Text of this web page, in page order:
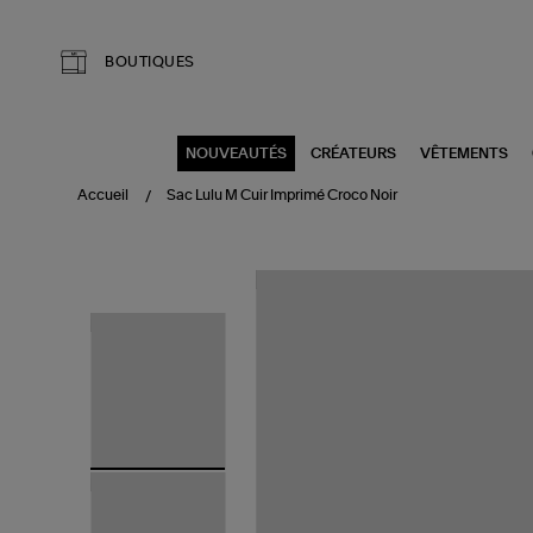
BOUTIQUES
NOUVEAUTÉS CRÉATEURS VÊTEMENTS
Accueil Sac Lulu M Cuir Imprimé Croco Noir